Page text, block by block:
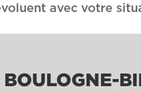
avec votre